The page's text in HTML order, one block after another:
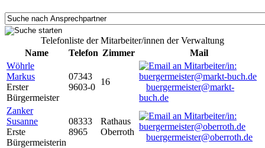
Telefonliste der Mitarbeiter/innen der Verwaltung
Name
Telefon Zimmer
Mail
Wöhrle
Markus
Erster
Bürgermeister
07343
9603-0
16
buergermeister@markt-
buch.de
Zanker
Susanne
Erste
Bürgermeisterin
08333
8965
Rathaus
Oberroth
buergermeister@oberroth.de